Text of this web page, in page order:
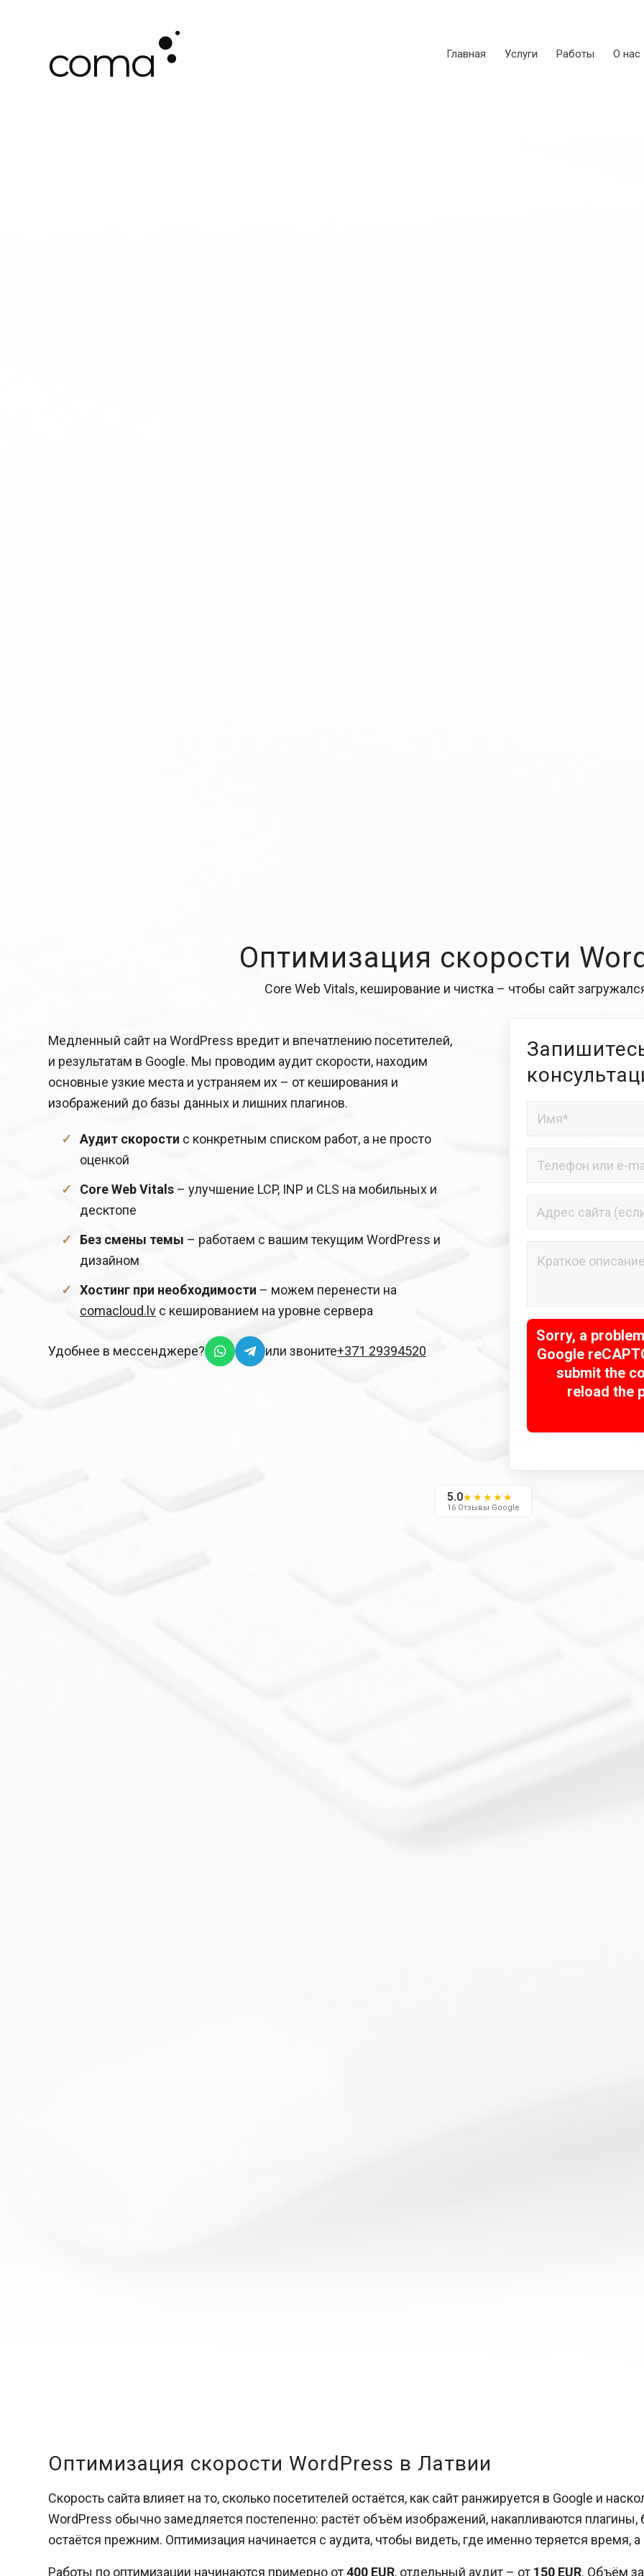
Главная Услуги Работы О нас
Оптимизация скорости
Core Web Vitals, кеширование и чистка – чтобы сайт
Медленный сайт на WordPress вредит и впечатлению посетителей,
и результатам в Google. Мы проводим аудит скорости, находим
основные узкие места и устраняем их – от кеширования и
изображений до базы данных и лишних плагинов.
Аудит скорости с конкретным списком работ, а не просто
оценкой
Core Web Vitals – улучшение LCP, INP и CLS на мобильных и
десктопе
Без смены темы – работаем с вашим текущим WordPress и
дизайном
Хостинг при необходимости – можем перенести на
comacloud.lv с кешированием на уровне сервера
Удобнее в мессенджере? или звоните+371 29394520
Sorry, a
Google
submit the
reload the
5.0★★★★★
16 Отзывы Google
Оптимизация скорости WordPress в Латвии
Скорость сайта влияет на то, сколько посетителей остаётся, как сайт ранжируется в Google и
WordPress обычно замедляется постепенно: растёт объём изображений, накапливаются плагины,
остаётся прежним. Оптимизация начинается с аудита, чтобы видеть, где именно теряется время,
Работы по оптимизации начинаются примерно от400 EUR, отдельный аудит – от 150 EUR. Объём